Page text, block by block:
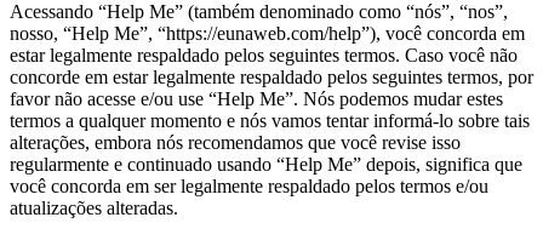
Acessando “Help Me” (também denominado como “nós”, “nos”,
nosso, “Help Me”, “https://eunaweb.com/help”), você concorda em
estar legalmente respaldado pelos seguintes termos. Caso você não
concorde em estar legalmente respaldado pelos seguintes termos, por
favor não acesse e/ou use “Help Me”. Nós podemos mudar estes
termos a qualquer momento e nós vamos tentar informá-lo sobre tais
alterações, embora nós recomendamos que você revise isso
regularmente e continuado usando “Help Me” depois, significa que
você concorda em ser legalmente respaldado pelos termos e/ou
atualizações alteradas.